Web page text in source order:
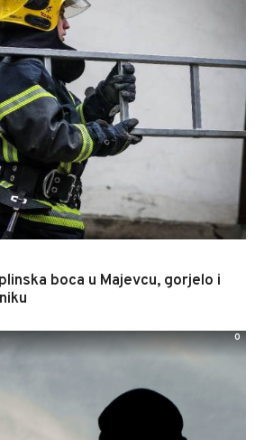
boca u Majevcu, gorjelo i
0